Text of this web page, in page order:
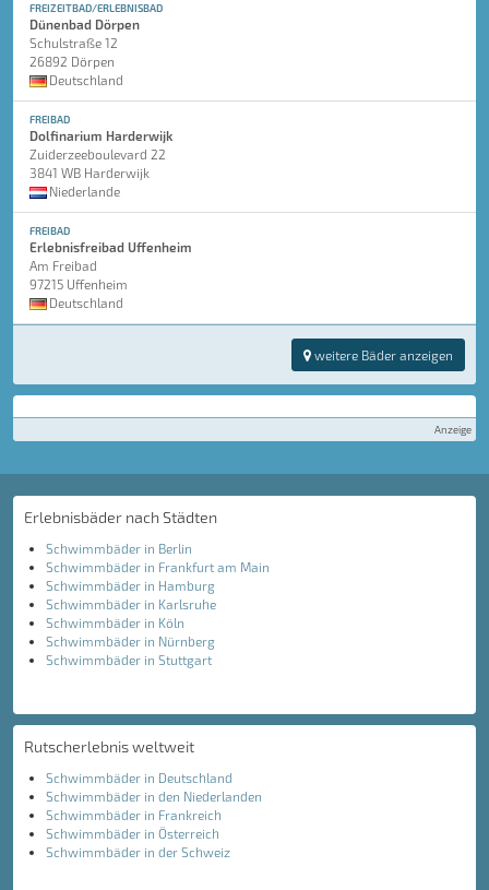
FREIZEITBAD/ERLEBNISBAD
Dünenbad Dörpen
Schulstraße 12
26892 Dörpen
Deutschland
FREIBAD
Dolfinarium Harderwijk
Zuiderzeeboulevard 22
3841 WB Harderwijk
Niederlande
FREIBAD
Erlebnisfreibad Uffenheim
Am Freibad
97215 Uffenheim
Deutschland
weitere Bäder anzeigen
Anzeige
Erlebnisbäder nach Städten
Schwimmbäder in Berlin
Schwimmbäder in Frankfurt am Main
Schwimmbäder in Hamburg
Schwimmbäder in Karlsruhe
Schwimmbäder in Köln
Schwimmbäder in Nürnberg
Schwimmbäder in Stuttgart
Rutscherlebnis weltweit
Schwimmbäder in Deutschland
Schwimmbäder in den Niederlanden
Schwimmbäder in Frankreich
Schwimmbäder in Österreich
Schwimmbäder in der Schweiz